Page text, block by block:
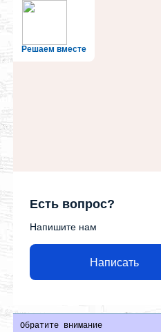
Решаем вместе
Есть вопрос?
Напишите нам
Написать
Обратите внимание